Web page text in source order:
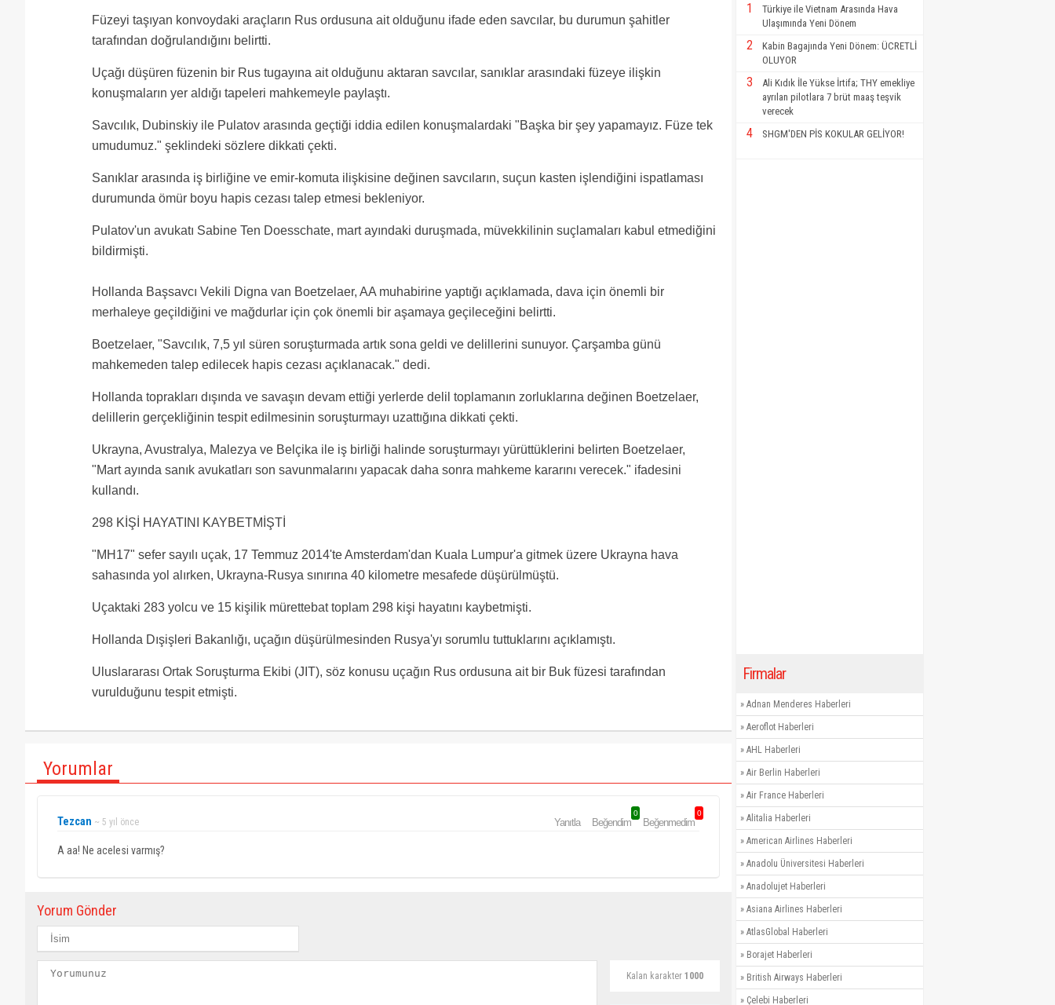
Füzeyi taşıyan konvoydaki araçların Rus ordusuna ait olduğunu ifade eden savcılar, bu durumun şahitler
tarafından doğrulandığını belirtti.
Uçağı düşüren füzenin bir Rus tugayına ait olduğunu aktaran savcılar, sanıklar arasındaki füzeye ilişkin
konuşmaların yer aldığı tapeleri mahkemeyle paylaştı.
Savcılık, Dubinskiy ile Pulatov arasında geçtiği iddia edilen konuşmalardaki "Başka bir şey yapamayız. Füze tek
umudumuz." şeklindeki sözlere dikkati çekti.
Sanıklar arasında iş birliğine ve emir-komuta ilişkisine değinen savcıların, suçun kasten işlendiğini ispatlaması
durumunda ömür boyu hapis cezası talep etmesi bekleniyor.
Pulatov'un avukatı Sabine Ten Doesschate, mart ayındaki duruşmada, müvekkilinin suçlamaları kabul etmediğini
bildirmişti.
Hollanda Başsavcı Vekili Digna van Boetzelaer, AA muhabirine yaptığı açıklamada, dava için önemli bir
merhaleye geçildiğini ve mağdurlar için çok önemli bir aşamaya geçileceğini belirtti.
Boetzelaer, "Savcılık, 7,5 yıl süren soruşturmada artık sona geldi ve delillerini sunuyor. Çarşamba günü
mahkemeden talep edilecek hapis cezası açıklanacak." dedi.
Hollanda toprakları dışında ve savaşın devam ettiği yerlerde delil toplamanın zorluklarına değinen Boetzelaer,
delillerin gerçekliğinin tespit edilmesinin soruşturmayı uzattığına dikkati çekti.
Ukrayna, Avustralya, Malezya ve Belçika ile iş birliği halinde soruşturmayı yürüttüklerini belirten Boetzelaer,
"Mart ayında sanık avukatları son savunmalarını yapacak daha sonra mahkeme kararını verecek." ifadesini
kullandı.
298 KİŞİ HAYATINI KAYBETMİŞTİ
"MH17" sefer sayılı uçak, 17 Temmuz 2014'te Amsterdam'dan Kuala Lumpur'a gitmek üzere Ukrayna hava
sahasında yol alırken, Ukrayna-Rusya sınırına 40 kilometre mesafede düşürülmüştü.
Uçaktaki 283 yolcu ve 15 kişilik mürettebat toplam 298 kişi hayatını kaybetmişti.
Hollanda Dışişleri Bakanlığı, uçağın düşürülmesinden Rusya'yı sorumlu tuttuklarını açıklamıştı.
Uluslararası Ortak Soruşturma Ekibi (JIT), söz konusu uçağın Rus ordusuna ait bir Buk füzesi tarafından
vurulduğunu tespit etmişti.
Yorumlar
Tezcan ~ 5 yıl önce Yanıtla Beğendim
0
Beğenmedim
0
A aa! Ne acelesi varmış?
Yorum Gönder
Kalan karakter 1000
1
Türkiye ile Vietnam Arasında Hava
Ulaşımında Yeni Dönem
2
Kabin Bagajında Yeni Dönem: ÜCRETLİ
OLUYOR
3
Ali Kıdık İle Yükse İrtifa; THY emekliye
ayrılan pilotlara 7 brüt maaş teşvik
verecek
4 SHGM'DEN PİS KOKULAR GELİYOR!
Firmalar
» Adnan Menderes Haberleri
» Aeroflot Haberleri
» AHL Haberleri
» Air Berlin Haberleri
» Air France Haberleri
» Alitalia Haberleri
» American Airlines Haberleri
» Anadolu Üniversitesi Haberleri
» Anadolujet Haberleri
» Asiana Airlines Haberleri
» AtlasGlobal Haberleri
» Borajet Haberleri
» British Airways Haberleri
» Çelebi Haberleri